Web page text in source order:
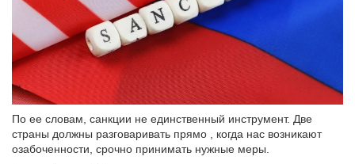
По ее словам, санкции не единственный инструмент. Две
страны должны разговаривать прямо , когда нас возникают
озабоченности, срочно принимать нужные меры.